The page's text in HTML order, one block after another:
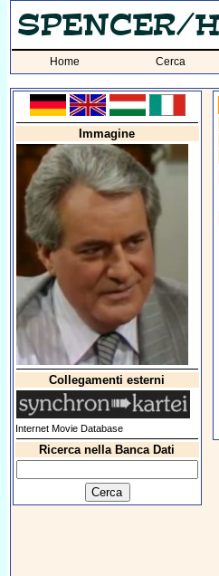
Home Cerca
Immagine
Collegamenti esterni
Internet Movie Database
Ricerca nella Banca Dati